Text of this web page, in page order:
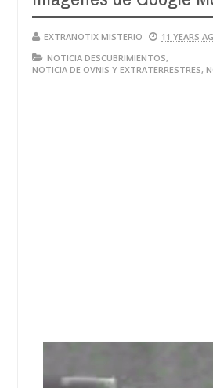
EXTRANOTIX MISTERIO
11 YEARS
NOTICIA DESCUBRIMIENTOS,
NOTICIA DE OVNIS Y EXTRATERRESTRES,